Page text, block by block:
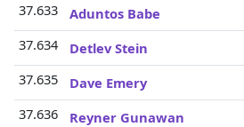
37.633
Aduntos Babe
37.634
Detlev Stein
37.635
Dave Emery
37.636
Reyner Gunawan